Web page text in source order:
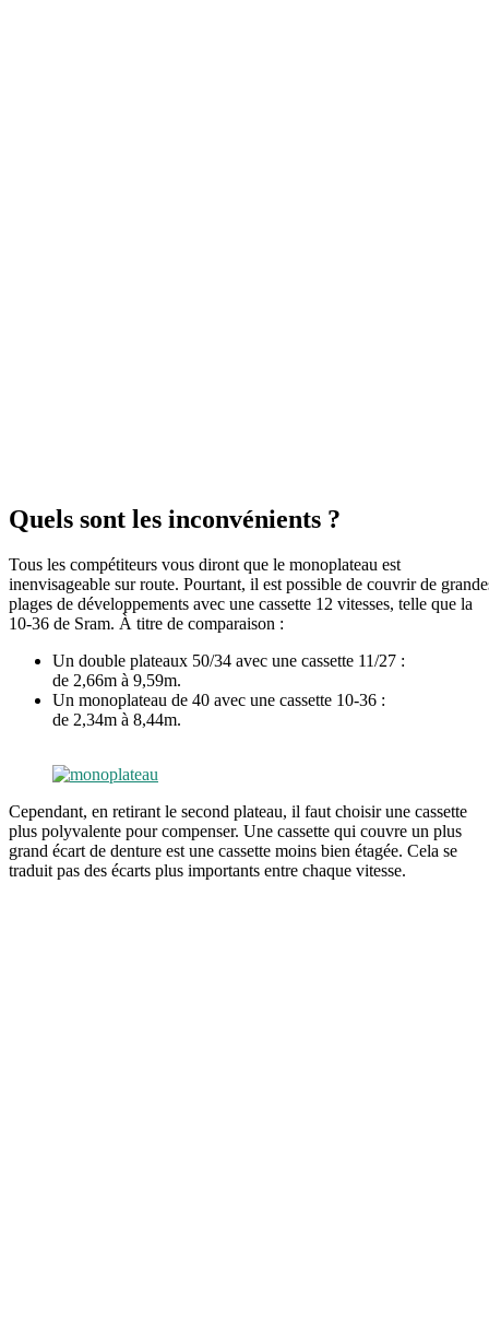
Quels sont les inconvénients ?
Tous les compétiteurs vous diront que le monoplateau est
inenvisageable sur route. Pourtant, il est possible de couvrir de
plages de développements avec une cassette 12 vitesses, telle que la
10-36 de Sram. À titre de comparaison :
Un double plateaux 50/34 avec une cassette 11/27 :
de 2,66m à 9,59m.
Un monoplateau de 40 avec une cassette 10-36 :
de 2,34m à 8,44m.
Cependant, en retirant le second plateau, il faut choisir une cassette
plus polyvalente pour compenser. Une cassette qui couvre un plus
grand écart de denture est une cassette moins bien étagée. Cela se
traduit pas des écarts plus importants entre chaque vitesse.